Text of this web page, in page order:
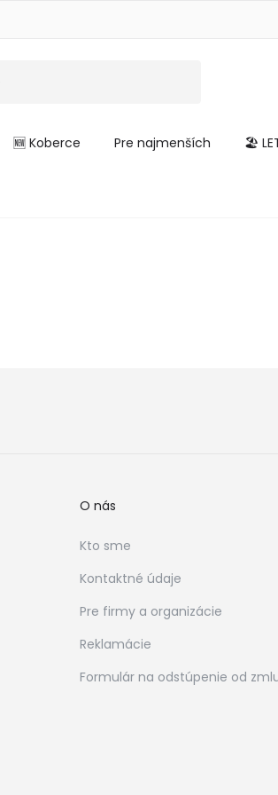
🆕 Koberce Pre najmenších 🏖️
O nás
Kto sme
Kontaktné údaje
Pre firmy a organizácie
Reklamácie
Formulár na odstúpenie od